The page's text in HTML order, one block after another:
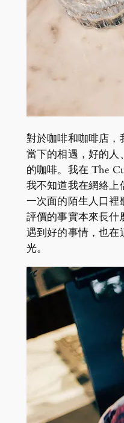
對於咖啡和咖啡店，
當下的相遇，好的
的咖啡。我在 The
我不知道我在網絡上
一次面的陌生人口
評價的事實本來長
遇到好的事情，也
光。